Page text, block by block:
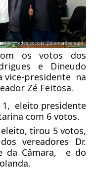
os votos dos
e Dineudo
vice-presidente  na
Zé Feitosa.
1,  eleito presidente
com 6 votos.
tirou 5 votos,
vereadores Dr.
da Câmara,  e do